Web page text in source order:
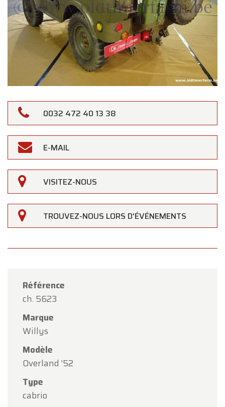
0032 472 40 13 38
E-MAIL
VISITEZ-NOUS
TROUVEZ-NOUS LORS D'ÉVÉNEMENTS
Référence
ch. 5623
Marque
Willys
Modèle
Overland '52
Type
cabrio
Oldtimerfarm